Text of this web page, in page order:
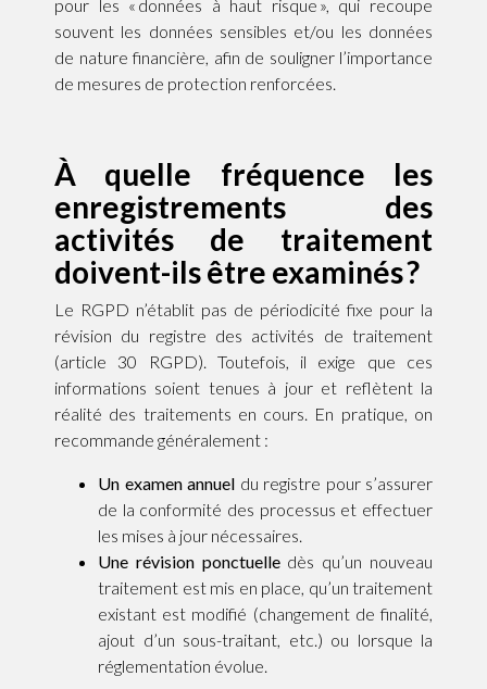
pour les « données à haut risque », qui recoupe
souvent les données sensibles et/ou les données
de nature financière, afin de souligner l’importance
de mesures de protection renforcées.
À quelle fréquence les
enregistrements des
activités de traitement
doivent-ils être examinés ?
Le RGPD n’établit pas de périodicité fixe pour la
révision du registre des activités de traitement
(article 30 RGPD). Toutefois, il exige que ces
informations soient tenues à jour et reflètent la
réalité des traitements en cours. En pratique, on
recommande généralement :
Un examen annuel du registre pour s’assurer
de la conformité des processus et effectuer
les mises à jour nécessaires.
Une révision ponctuelledès qu’un nouveau
traitement est mis en place, qu’un traitement
existant est modifié (changement de finalité,
ajout d’un sous-traitant, etc.) ou lorsque la
réglementation évolue.